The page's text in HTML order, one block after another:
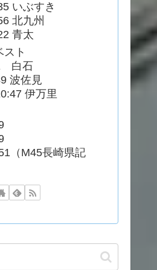
いぶすき
北九州
青太
スト
白石
波佐見
伊万里
（M45長崎県記